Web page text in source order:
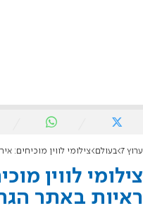
ערוץ 7 בעולם צילומי לווין מוכיחים:
צילומי לווין
ראיות באתר